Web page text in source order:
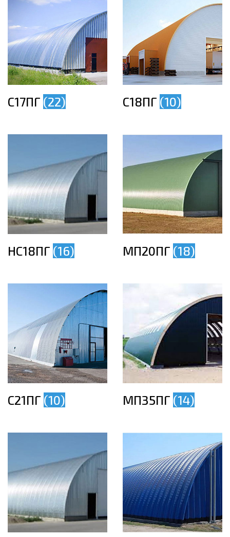
С17ПГ (22) С18ПГ (10)
НС18ПГ (16) МП20ПГ (18)
С21ПГ (10) МП35ПГ (14)